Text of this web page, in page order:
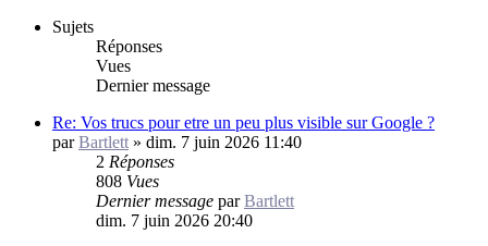
Sujets
Réponses
Vues
Dernier message
Re: Vos trucs pour etre un peu plus visible sur Google ?
parBartlett » dim. 7 juin 2026 11:40
2 Réponses
808 Vues
Dernier message parBartlett
dim. 7 juin 2026 20:40